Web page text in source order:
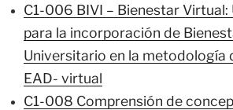
C1-006 BIVI – Bienestar
para la incorporación de
Universitario en la metodología
EAD- virtual
C1-008 Comprensión de